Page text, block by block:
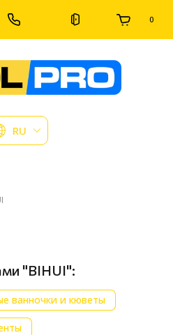
RU
0
"BIHUI":
ванночки и кюветы